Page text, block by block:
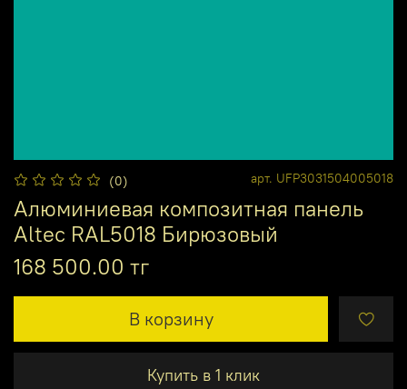
(0) арт. UFP3031504005018
Алюминиевая композитная панель
Altec RAL5018 Бирюзовый
168 500.00 тг
В корзину
Купить в 1 клик